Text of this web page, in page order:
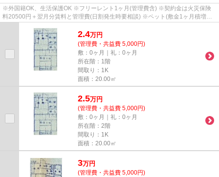
※外国籍OK、生活保護OK ※フリーレント1ヶ月(管理費含) ※契約金は火災保険
料20500円＋翌月分賃料と管理費(日割発生時要相談) ※ペット(敷金1ヶ月積増償
2.4万円
(管理費・共益費 5,000円)
敷：0ヶ月｜礼：0ヶ月
所在階：1階
間取り：1K
面積：20.00㎡
2.5万円
(管理費・共益費 5,000円)
敷：0ヶ月｜礼：0ヶ月
所在階：2階
間取り：1K
面積：20.00㎡
3万円
(管理費・共益費 5,000円)